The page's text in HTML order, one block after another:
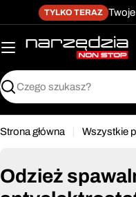
Przejdź do treści
Przejdź do menu
Przejdź do stopki
dostępności
do
treści
TYLKO TERAZ
Szukaj
Strona główna Wszystkie
Odzież